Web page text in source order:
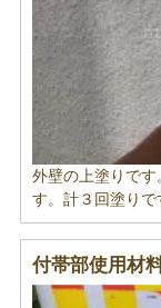
外壁の上塗りで
す。計３回塗りで
付帯部使用材